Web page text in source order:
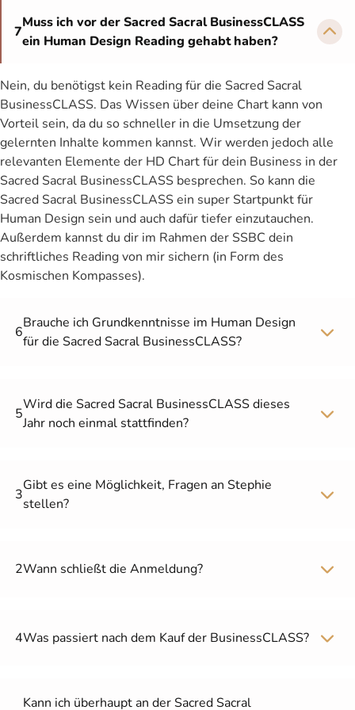
7
Muss ich vor der Sacred Sacral BusinessCLASS
ein Human Design Reading gehabt haben?
Nein, du benötigst kein Reading für die Sacred Sacral
BusinessCLASS. Das Wissen über deine Chart kann von
Vorteil sein, da du so schneller in die Umsetzung der
gelernten Inhalte kommen kannst. Wir werden jedoch alle
relevanten Elemente der HD Chart für dein Business in der
Sacred Sacral BusinessCLASS besprechen. So kann die
Sacred Sacral BusinessCLASS ein super Startpunkt für
Human Design sein und auch dafür tiefer einzutauchen.
Außerdem kannst du dir im Rahmen der SSBC dein
schriftliches Reading von mir sichern (in Form des
Kosmischen Kompasses).
6
Brauche ich Grundkenntnisse im Human Design
für die Sacred Sacral BusinessCLASS?
5
Wird die Sacred Sacral BusinessCLASS dieses
Jahr noch einmal stattfinden?
3
Gibt es eine Möglichkeit, Fragen an Stephie
stellen?
2Wann schließt die Anmeldung?
4Was passiert nach dem Kauf der BusinessCLASS?
Kann ich überhaupt an der Sacred Sacral